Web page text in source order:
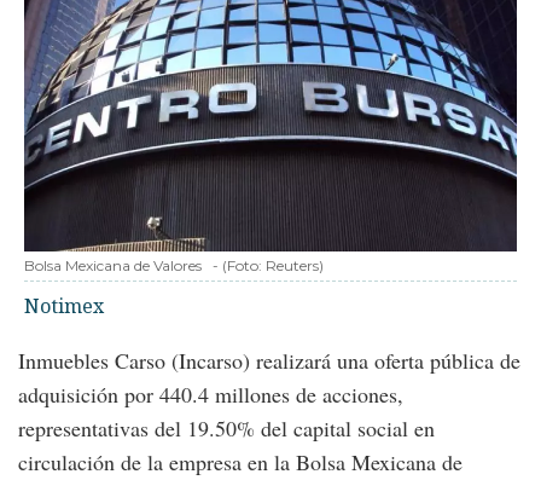
Bolsa Mexicana de Valores - (Foto: Reuters)
Notimex
Inmuebles Carso (Incarso) realizará una oferta pública de
adquisición por 440.4 millones de acciones,
representativas del 19.50% del capital social en
circulación de la empresa en la Bolsa Mexicana de